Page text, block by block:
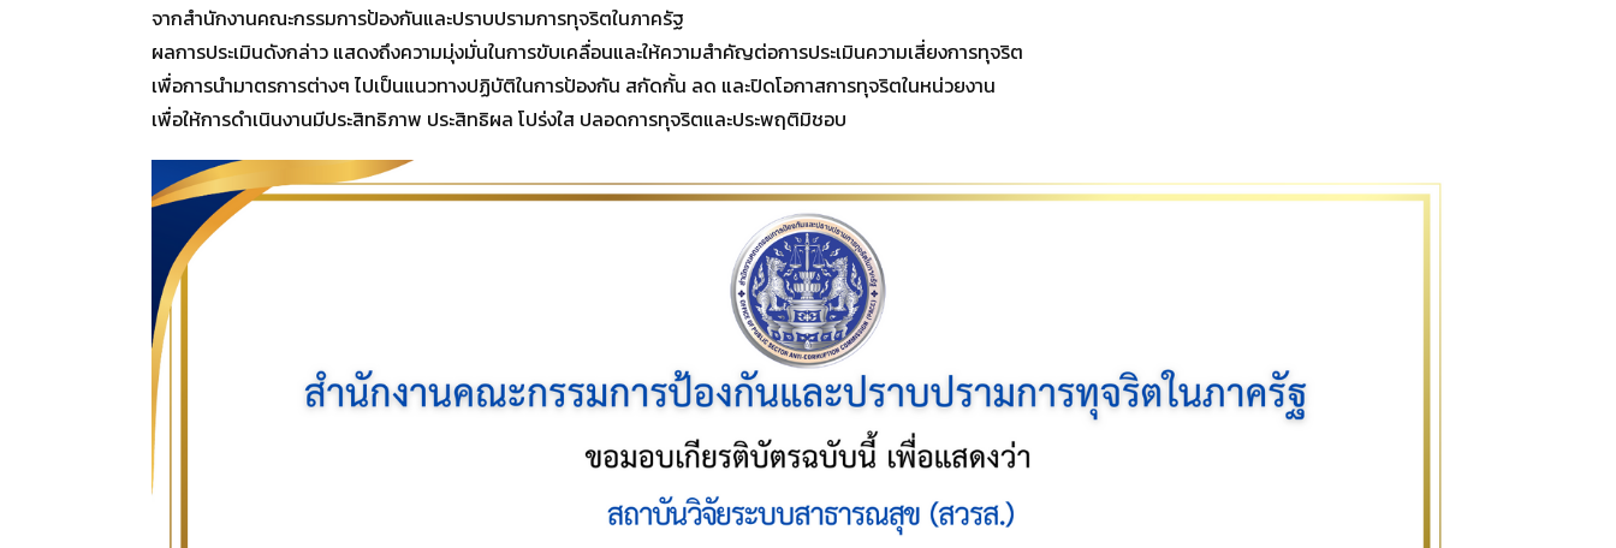
จากสำนักงานคณะกรรมการป้องกันและปราบปรามการทุจริตในภาครัฐ
ผลการประเมินดังกล่าว แสดงถึงความมุ่งมั่นในการขับเคลื่อนและให้ความสำคัญต่อการประเมินความเสี่ยงการทุจริต
เพื่อการนำมาตรการต่างๆ ไปเป็นแนวทางปฏิบัติในการป้องกัน สกัดกั้น ลด และปิดโอกาสการทุจริตในหน่วยงาน
เพื่อให้การดำเนินงานมีประสิทธิภาพ ประสิทธิผล โปร่งใส ปลอดการทุจริตและประพฤติมิชอบ